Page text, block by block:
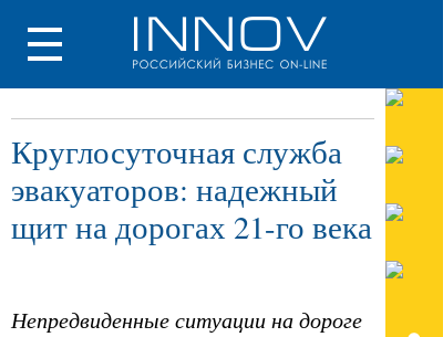
Круглосуточная служба
эвакуаторов: надежный
щит на дорогах 21-го века
Непредвиденные ситуации на дороге